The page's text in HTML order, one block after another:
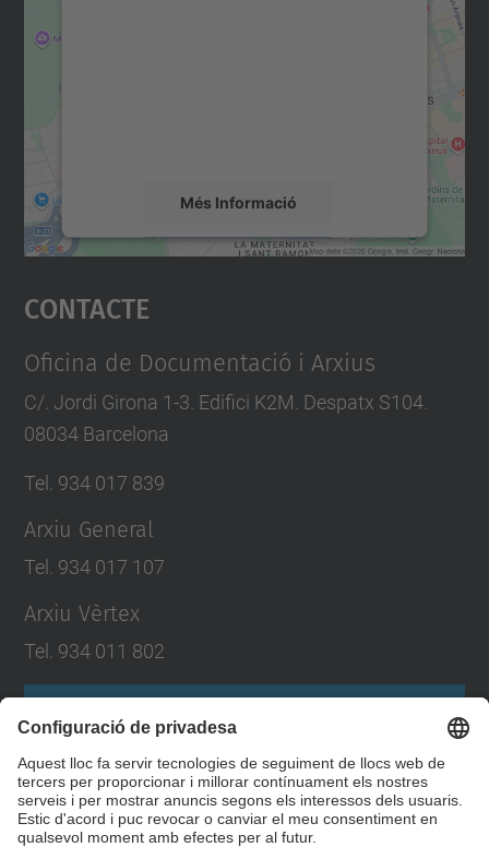
Més Informació
Accepta
powered by
Contacte
Oficina de Documentació i Arxius
C/. Jordi Girona 1-3. Edifici K2M. Despatx S104.
08034 Barcelona
Tel. 934 017 839
Arxiu General
Tel. 934 017 107
Arxiu Vèrtex
Tel. 934 011 802
Formulari de contacte
Llista Xarxes Socials